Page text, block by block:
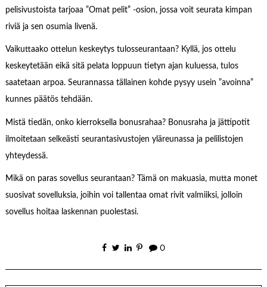
pelisivustoista tarjoaa ”Omat pelit” -osion, jossa voit seurata kimpan
riviä ja sen osumia livenä.
Vaikuttaako ottelun keskeytys tulosseurantaan? Kyllä, jos ottelu
keskeytetään eikä sitä pelata loppuun tietyn ajan kuluessa, tulos
saatetaan arpoa. Seurannassa tällainen kohde pysyy usein ”avoinna”
kunnes päätös tehdään.
Mistä tiedän, onko kierroksella bonusrahaa? Bonusraha ja jättipotit
ilmoitetaan selkeästi seurantasivustojen yläreunassa ja pelilistojen
yhteydessä.
Mikä on paras sovellus seurantaan? Tämä on makuasia, mutta monet
suosivat sovelluksia, joihin voi tallentaa omat rivit valmiiksi, jolloin
sovellus hoitaa laskennan puolestasi.
0